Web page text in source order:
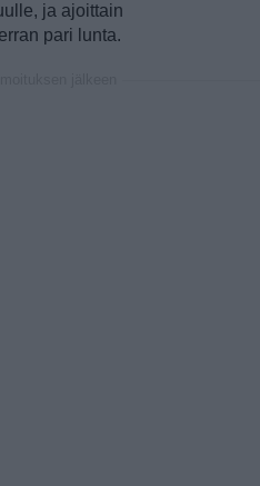
ja ajoittain
pari lunta.